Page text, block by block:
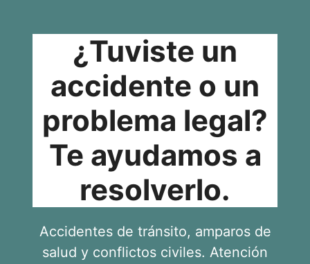
¿Tuviste un
accidente o un
problema legal?
Te ayudamos a
resolverlo.
Accidentes de tránsito, amparos de
salud y conflictos civiles. Atención